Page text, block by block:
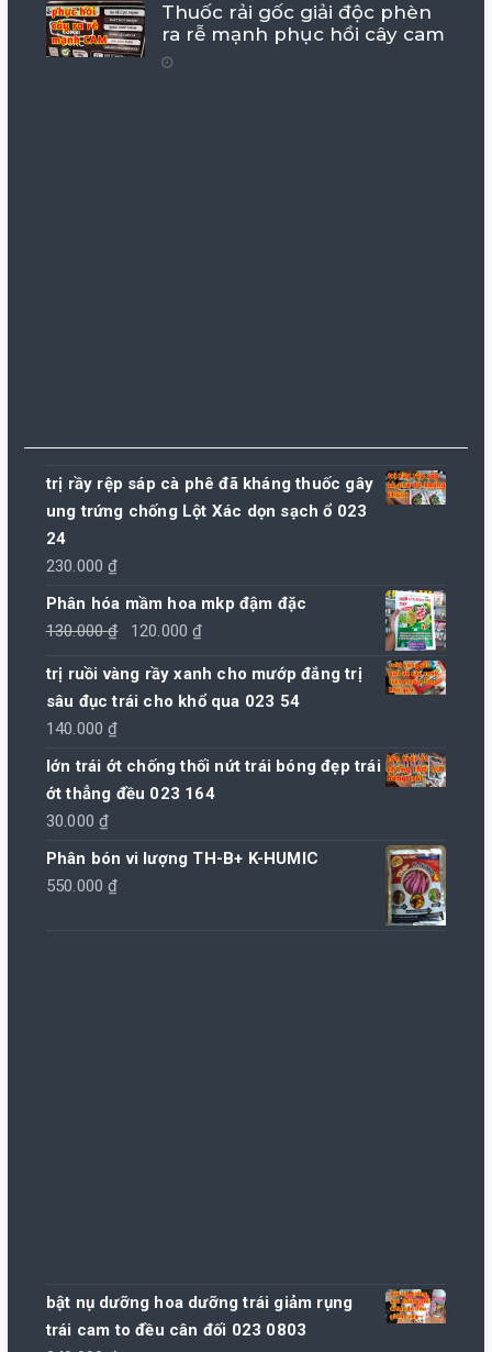
Thuốc rải gốc giải độc phèn
ra rễ mạnh phục hồi cây cam
trị rầy rệp sáp cà phê đã kháng thuốc gây
ung trứng chống Lột Xác dọn sạch ổ 023
24
230.000₫
Phân hóa mầm hoa mkp đậm đặc
130.000₫
Giá
là:
130.000 ₫.
120.000₫
tại
là:
trị ruồi vàng rầy xanh cho mướp đắng trị
sâu đục trái cho khổ qua 023 54
140.000₫
lớn trái ớt chống thối nứt trái bóng đẹp trái
ớt thẳng đều 023 164
30.000₫
Phân bón vi lượng TH-B+ K-HUMIC
550.000₫
bật nụ dưỡng hoa dưỡng trái giảm rụng
trái cam to đều cân đối 023 0803